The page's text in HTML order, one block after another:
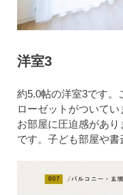
洋室3
約5.0帖の洋室3です。
ローゼットがついてい
お部屋に圧迫感があ
です。子ども部屋や書